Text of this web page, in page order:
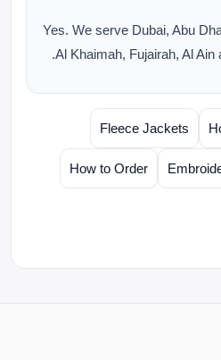
Yes. We serve Dubai, Abu
Al Khaimah, Fujairah, Al Ain
Fleece Jackets
How to Order